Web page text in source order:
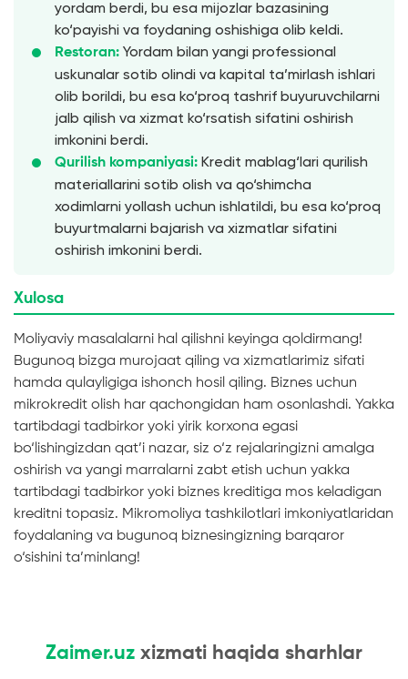
yordam berdi, bu esa mijozlar bazasining
ko‘payishi va foydaning oshishiga olib keldi.
Restoran: Yordam bilan yangi professional
uskunalar sotib olindi va kapital ta’mirlash ishlari
olib borildi, bu esa ko‘proq tashrif buyuruvchilarni
jalb qilish va xizmat ko‘rsatish sifatini oshirish
imkonini berdi.
Qurilish kompaniyasi: Kredit mablag‘lari qurilish
materiallarini sotib olish va qo‘shimcha
xodimlarni yollash uchun ishlatildi, bu esa ko‘proq
buyurtmalarni bajarish va xizmatlar sifatini
oshirish imkonini berdi.
Xulosa
Moliyaviy masalalarni hal qilishni keyinga qoldirmang!
Bugunoq bizga murojaat qiling va xizmatlarimiz sifati
hamda qulayligiga ishonch hosil qiling. Biznes uchun
mikrokredit olish har qachongidan ham osonlashdi. Yakka
tartibdagi tadbirkor yoki yirik korxona egasi
bo‘lishingizdan qat’i nazar, siz o‘z rejalaringizni amalga
oshirish va yangi marralarni zabt etish uchun yakka
tartibdagi tadbirkor yoki biznes kreditiga mos keladigan
kreditni topasiz. Mikromoliya tashkilotlari imkoniyatlaridan
foydalaning va bugunoq biznesingizning barqaror
o‘sishini ta’minlang!
Zaimer.uz xizmati haqida sharhlar